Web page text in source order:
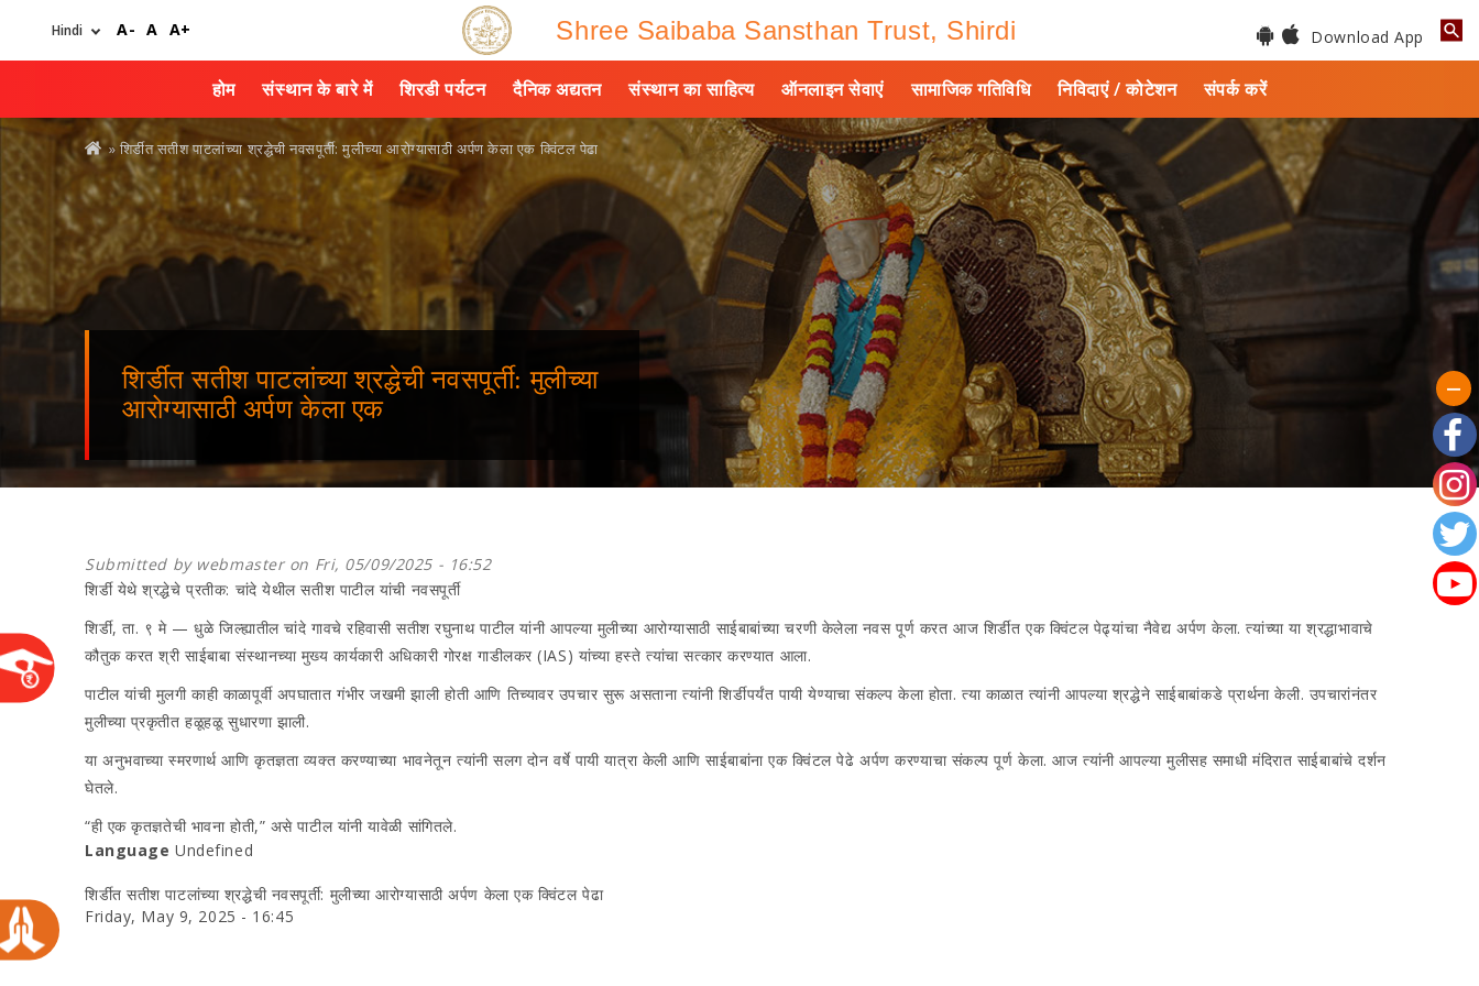
A- A A+ Shree Saibaba Sansthan Trust, Shirdi Download App
होम संस्थान के बारे में शिरडी पर्यटन दैनिक अद्यतन संस्थान का साहित्य ऑनलाइन सेवाएं सामाजिक गतिविधि निविदाएं / कोटेशन संपर्क करें
You
are
here
» शिर्डीत सतीश पाटलांच्या श्रद्धेची नवसपूर्ती: मुलीच्या आरोग्यासाठी अर्पण केला एक क्विंटल पेढा
शिर्डीत सतीश पाटलांच्या श्रद्धेची नवसपूर्ती: मुलीच्या
आरोग्यासाठी अर्पण केला एक
Submitted by webmasteron Fri, 05/09/2025 - 16:52
शिर्डी येथे श्रद्धेचे प्रतीक: चांदे येथील सतीश पाटील यांची नवसपूर्ती
शिर्डी, ता. ९ मे — धुळे जिल्ह्यातील चांदे गावचे रहिवासी सतीश रघुनाथ पाटील यांनी आपल्या मुलीच्या आरोग्यासाठी साईबाबांच्या चरणी केलेला नवस पूर्ण करत आज शिर्डीत एक क्विंटल पेढ्यांचा नैवेद्य अर्पण केला. त्यांच्या या श्रद्धाभावाचे
कौतुक करत श्री साईबाबा संस्थानच्या मुख्य कार्यकारी अधिकारी गोरक्ष गाडीलकर (IAS) यांच्या हस्ते त्यांचा सत्कार करण्यात आला.
पाटील यांची मुलगी काही काळापूर्वी अपघातात गंभीर जखमी झाली होती आणि तिच्यावर उपचार सुरू असताना त्यांनी शिर्डीपर्यंत पायी येण्याचा संकल्प केला होता. त्या काळात त्यांनी आपल्या श्रद्धेने साईबाबांकडे प्रार्थना केली. उपचारांनंतर
मुलीच्या प्रकृतीत हळूहळू सुधारणा झाली.
या अनुभवाच्या स्मरणार्थ आणि कृतज्ञता व्यक्त करण्याच्या भावनेतून त्यांनी सलग दोन वर्षे पायी यात्रा केली आणि साईबाबांना एक क्विंटल पेढे अर्पण करण्याचा संकल्प पूर्ण केला. आज त्यांनी आपल्या मुलीसह समाधी मंदिरात साईबाबांचे दर्शन
घेतले.
“ही एक कृतज्ञतेची भावना होती,” असे पाटील यांनी यावेळी सांगितले.
Language Undefined
शिर्डीत सतीश पाटलांच्या श्रद्धेची नवसपूर्ती: मुलीच्या आरोग्यासाठी अर्पण केला एक क्विंटल पेढा
Friday, May 9, 2025 - 16:45